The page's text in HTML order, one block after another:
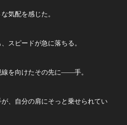
気配を感じた。
スピードが急に落ちる。
を向けたその先に――手。
、自分の肩にそっと乗せられてい